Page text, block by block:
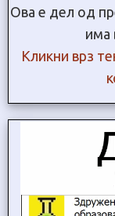
Ова е дел од
има
Кликни врз